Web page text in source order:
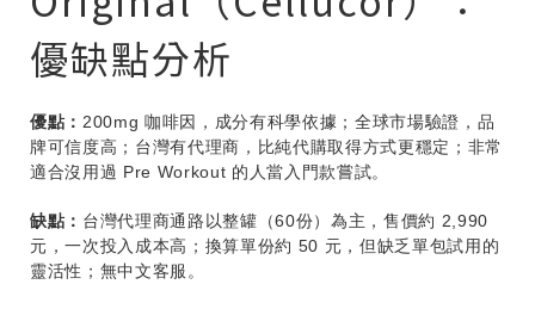
優缺點分析
優點： 200mg 咖啡因，成分有科學依據；全球市場驗證，品
牌可信度高；台灣有代理商，比純代購取得方式更穩定；非常
適合沒用過 Pre Workout 的人當入門款嘗試。
缺點： 台灣代理商通路以整罐（60份）為主，售價約 2,990
元，一次投入成本高；換算單份約 50 元，但缺乏單包試用的
靈活性；無中文客服。